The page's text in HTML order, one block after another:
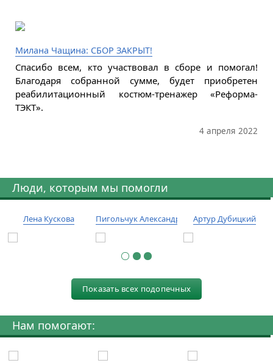
Милана Чащина: СБОР ЗАКРЫТ!
Спасибо всем, кто участвовал в сборе и помогал!
Благодаря собранной сумме, будет приобретен
реабилитационный костюм-тренажер «Реформа-
ТЭКТ».
4 апреля 2022
Люди, которым мы помогли
Лена Кускова Пигольчук Александр Артур Дубицкий
Показать всех подопечных
Нам помогают: